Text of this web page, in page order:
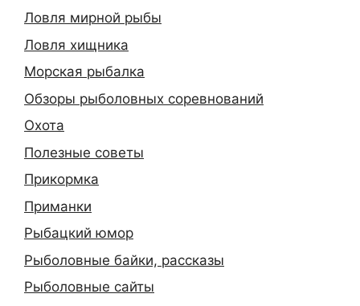
Ловля мирной рыбы
Ловля хищника
Морская рыбалка
Обзоры рыболовных соревнований
Охота
Полезные советы
Прикормка
Приманки
Рыбацкий юмор
Рыболовные байки, рассказы
Рыболовные сайты